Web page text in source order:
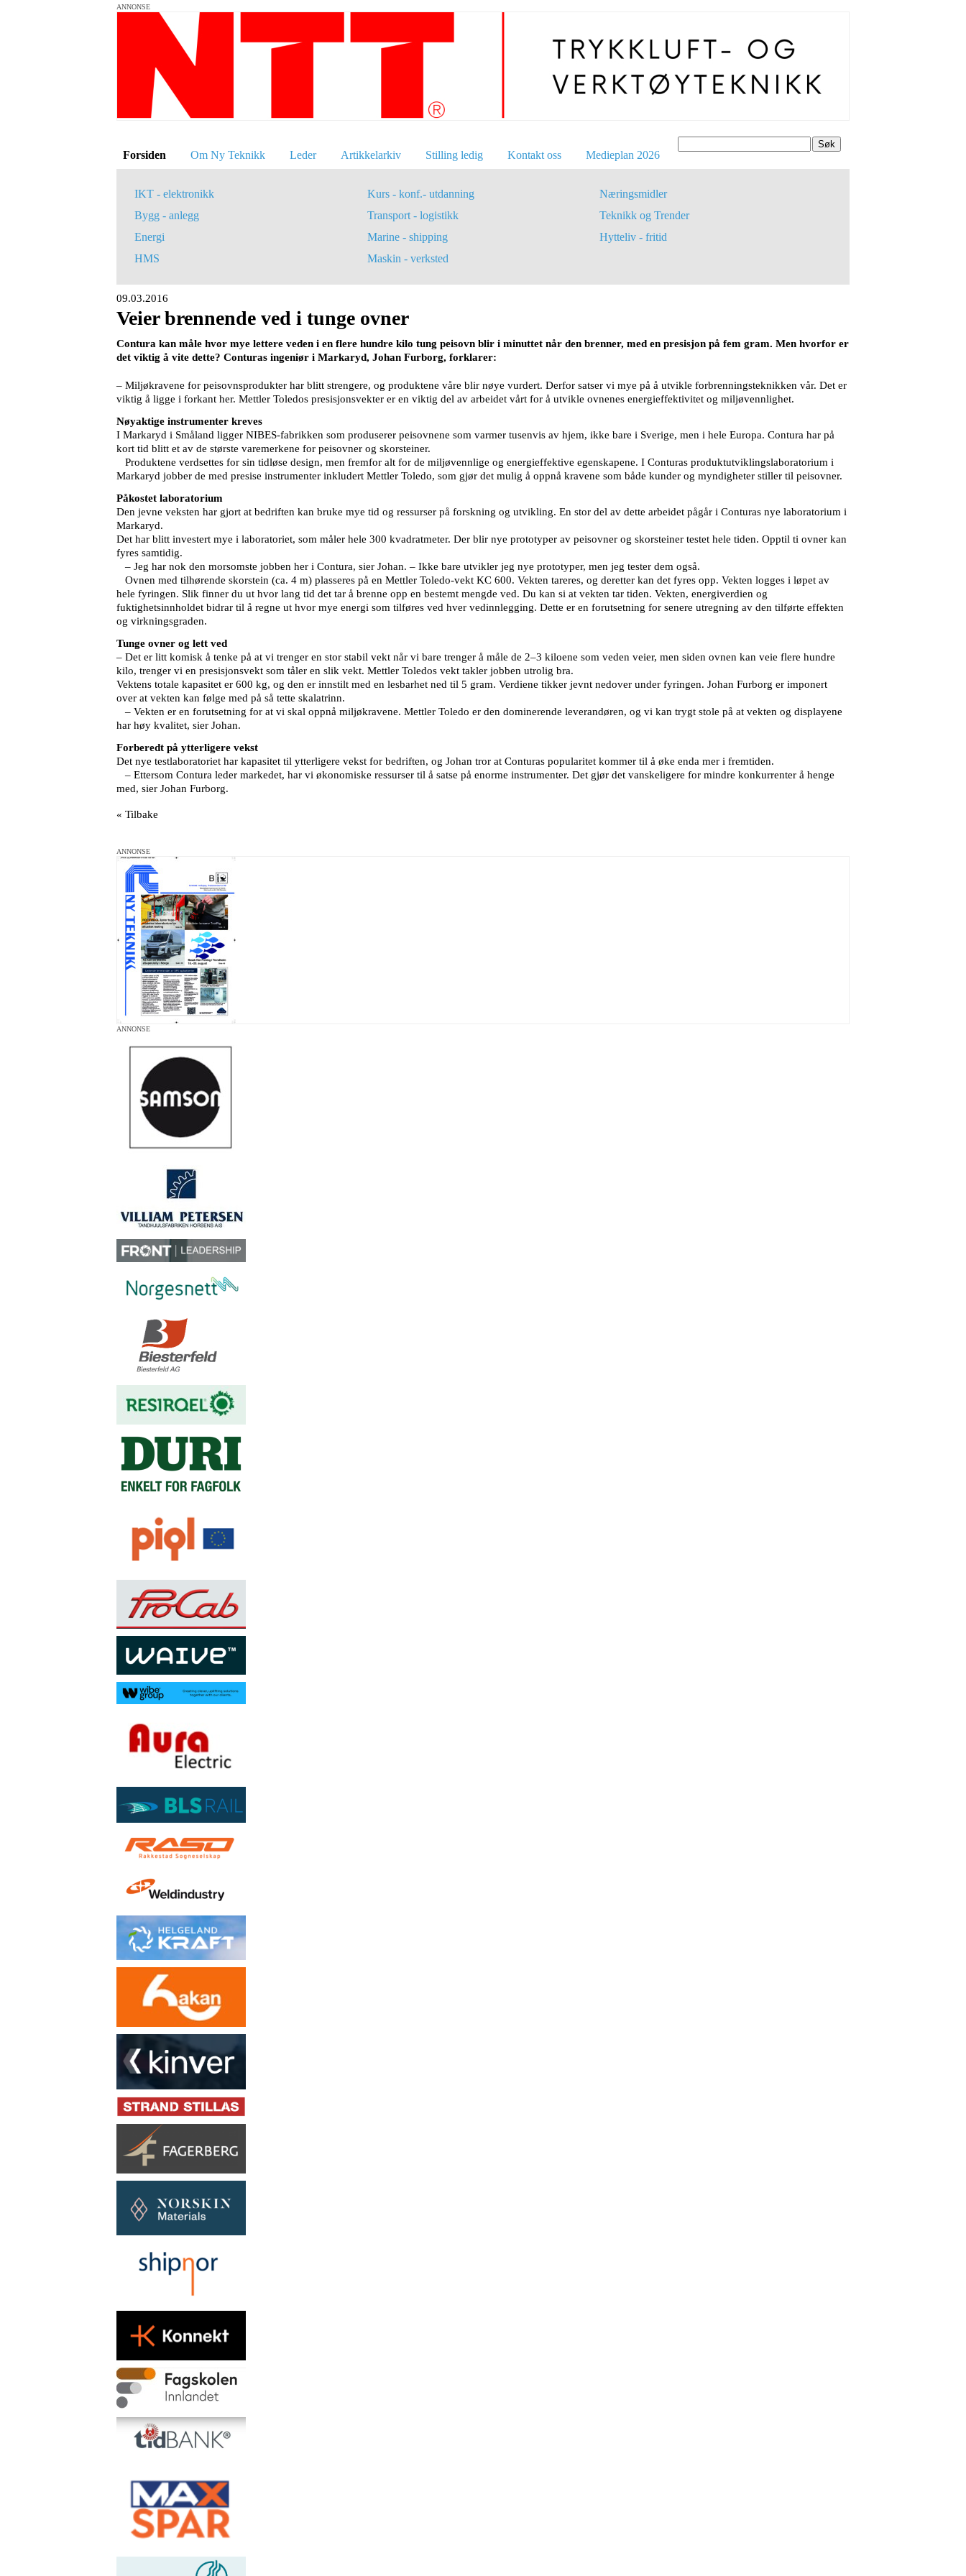
ANNONSE
Søk
Forsiden Om Ny Teknikk Leder Artikkelarkiv Stilling ledig Kontakt oss Medieplan 2026
IKT - elektronikk
Bygg - anlegg
Energi
HMS
Kurs - konf.- utdanning
Transport - logistikk
Marine - shipping
Maskin - verksted
Næringsmidler
Teknikk og Trender
Hytteliv - fritid
09.03.2016
Veier brennende ved i tunge ovner
Contura kan måle hvor mye lettere veden i en flere hundre kilo tung peisovn blir i minuttet når den brenner, med en presisjon på fem gram. Men hvorfor er
det viktig å vite dette? Conturas ingeniør i Markaryd, Johan Furborg, forklarer:
– Miljøkravene for peisovnsprodukter har blitt strengere, og produktene våre blir nøye vurdert. Derfor satser vi mye på å utvikle forbrenningsteknikken vår. Det er
viktig å ligge i forkant her. Mettler Toledos presisjonsvekter er en viktig del av arbeidet vårt for å utvikle ovnenes energieffektivitet og miljøvennlighet.
Nøyaktige instrumenter kreves
I Markaryd i Småland ligger NIBES-fabrikken som produserer peisovnene som varmer tusenvis av hjem, ikke bare i Sverige, men i hele Europa. Contura har på
kort tid blitt et av de største varemerkene for peisovner og skorsteiner.
Produktene verdsettes for sin tidløse design, men fremfor alt for de miljøvennlige og energieffektive egenskapene. I Conturas produktutviklingslaboratorium i
Markaryd jobber de med presise instrumenter inkludert Mettler Toledo, som gjør det mulig å oppnå kravene som både kunder og myndigheter stiller til peisovner.
Påkostet laboratorium
Den jevne veksten har gjort at bedriften kan bruke mye tid og ressurser på forskning og utvikling. En stor del av dette arbeidet pågår i Conturas nye laboratorium i
Markaryd.
Det har blitt investert mye i laboratoriet, som måler hele 300 kvadratmeter. Der blir nye prototyper av peisovner og skorsteiner testet hele tiden. Opptil ti ovner kan
fyres samtidig.
– Jeg har nok den morsomste jobben her i Contura, sier Johan. – Ikke bare utvikler jeg nye prototyper, men jeg tester dem også.
Ovnen med tilhørende skorstein (ca. 4 m) plasseres på en Mettler Toledo-vekt KC 600. Vekten tareres, og deretter kan det fyres opp. Vekten logges i løpet av
hele fyringen. Slik finner du ut hvor lang tid det tar å brenne opp en bestemt mengde ved. Du kan si at vekten tar tiden. Vekten, energiverdien og
fuktighetsinnholdet bidrar til å regne ut hvor mye energi som tilføres ved hver vedinnlegging. Dette er en forutsetning for senere utregning av den tilførte effekten
og virkningsgraden.
Tunge ovner og lett ved
– Det er litt komisk å tenke på at vi trenger en stor stabil vekt når vi bare trenger å måle de 2–3 kiloene som veden veier, men siden ovnen kan veie flere hundre
kilo, trenger vi en presisjonsvekt som tåler en slik vekt. Mettler Toledos vekt takler jobben utrolig bra.
Vektens totale kapasitet er 600 kg, og den er innstilt med en lesbarhet ned til 5 gram. Verdiene tikker jevnt nedover under fyringen. Johan Furborg er imponert
over at vekten kan følge med på så tette skalatrinn.
– Vekten er en forutsetning for at vi skal oppnå miljøkravene. Mettler Toledo er den dominerende leverandøren, og vi kan trygt stole på at vekten og displayene
har høy kvalitet, sier Johan.
Forberedt på ytterligere vekst
Det nye testlaboratoriet har kapasitet til ytterligere vekst for bedriften, og Johan tror at Conturas popularitet kommer til å øke enda mer i fremtiden.
– Ettersom Contura leder markedet, har vi økonomiske ressurser til å satse på enorme instrumenter. Det gjør det vanskeligere for mindre konkurrenter å henge
med, sier Johan Furborg.
« Tilbake
ANNONSE
ANNONSE